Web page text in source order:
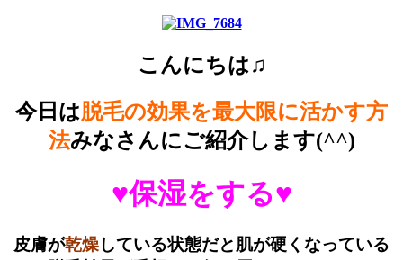
こんにちは♫
今日は脱毛の効果を最大限に活かす方
法みなさんにご紹介します(^^)
♥保湿をする♥
皮膚が乾燥している状態だと肌が硬くなっている